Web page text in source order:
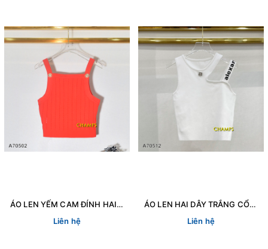
ÁO LEN YẾM CAM ĐÍNH HAI NÚT NỔI 70502
Liên hệ
ÁO LEN HAI DÂY TRẮNG CỔ VUÔNG DÂY CHÉO VAI 70512
Liên hệ